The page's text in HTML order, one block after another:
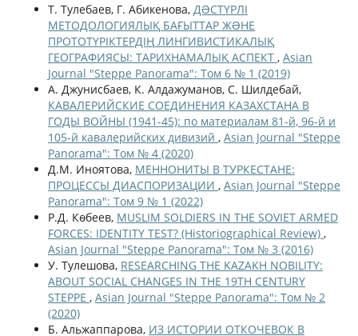
Т. Тулебаев, Г. Абикенова, ДƏСТҮРЛІ
МЕТОДОЛОГИЯЛЫҚ БАҒЫТТАР ЖƏНЕ
ПРОТОТҮРІКТЕРДІҢ ЛИНГИВИСТИКАЛЫҚ
ГЕОГРАФИЯСЫ: ТАРИХНАМАЛЫҚ АСПЕКТ , Asian
Journal "Steppe Panorama": Том 6 № 1 (2019)
А. Джунисбаев, К. Алдажуманов, С. Шилдебай,
КАВАЛЕРИЙСКИЕ СОЕДИНЕНИЯ КАЗАХСТАНА В
ГОДЫ ВОЙНЫ (1941-45): по материалам 81-й, 96-й и
105-й кавалерийских дивизий , Asian Journal "Steppe
Panorama": Том № 4 (2020)
Д.М. Иноятова, МЕННОНИТЫ В ТУРКЕСТАНЕ:
ПРОЦЕССЫ ДИАСПОРИЗАЦИИ , Asian Journal "Steppe
Panorama": Том 9 № 1 (2022)
Р.Д. Көбеев, MUSLIM SOLDIERS IN THE SOVIET ARMED
FORCES: IDENTITY TEST? (Historiographical Review) ,
Asian Journal "Steppe Panorama": Том № 3 (2016)
У. Тулешова, RESEARCHING THE KAZAKH NOBILITY:
ABOUT SOCIAL CHANGES IN THE 19TH CENTURY
STEPPE , Asian Journal "Steppe Panorama": Том № 2
(2020)
Б. Альжаппарова, ИЗ ИСТОРИИ ОТКОЧЕВОК В